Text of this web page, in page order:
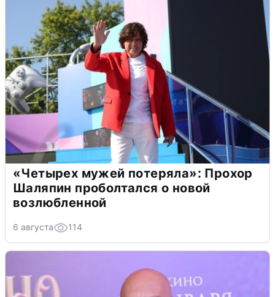
«Четырех мужей потеряла»: Прохор
Шаляпин проболтался о новой
возлюбленной
6 августа 114